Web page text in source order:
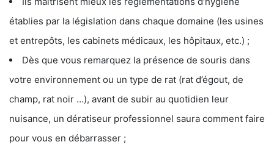
établies par la législation dans chaque domaine (les usines
et entrepôts, les cabinets médicaux, les hôpitaux, etc.) ;
Dès que vous remarquez la présence de souris dans
votre environnement ou un type de rat (rat d’égout, de
champ, rat noir …), avant de subir au quotidien leur
nuisance, un dératiseur professionnel saura comment faire
pour vous en débarrasser ;